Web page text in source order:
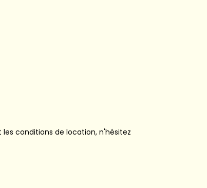
les conditions de location, n'hésitez